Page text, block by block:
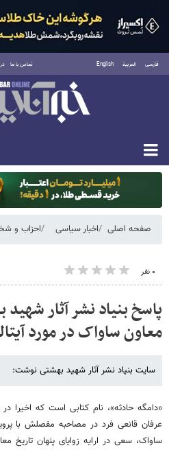
فارسی العربية English تماس با ما
یکشنبه ۱۸ مرداد ۱۴۰۵
صفحه اصلی اخبار سیاسی احزاب و
۰ نفر
پاسخ بنیاد نشر آثار
معاون ساواک در مورد
سایت بنیاد نشر آثار شهید بهشتی نوشت:
«دامگه حادثه»، نام کتابی است که اخیرا
عرفان قانعی فرد در مصاحبه مفصلش با
ساواک، سعی در ارایه زوایای پنهان تاریخ